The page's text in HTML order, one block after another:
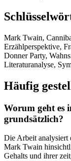
Mark Twain,
Erzählperspektive,
Donner Party,
Literaturanalyse,
Häufig
Worum geht es
grundsätzlich?
Die Arbeit analysiert
Mark Twain
Gehalts und ihrer